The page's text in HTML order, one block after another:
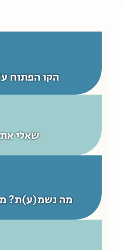
הקו הפתוח
שאלי
מה נשמ(ע)ת?